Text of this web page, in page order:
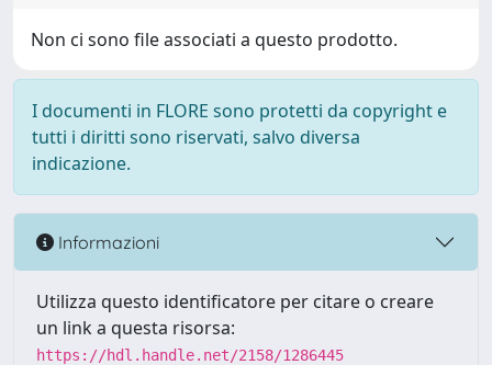
Non ci sono file associati a questo prodotto.
I documenti in FLORE sono protetti da copyright e
tutti i diritti sono riservati, salvo diversa
indicazione.
Informazioni
Utilizza questo identificatore per citare o creare
un link a questa risorsa:
https://hdl.handle.net/2158/1286445